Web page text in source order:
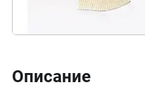
Описание